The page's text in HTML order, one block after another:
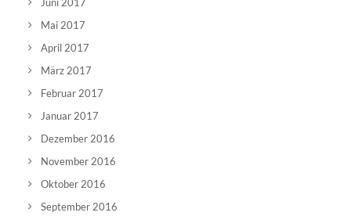
Mai 2017
April 2017
März 2017
Februar 2017
Januar 2017
Dezember 2016
November 2016
Oktober 2016
September 2016